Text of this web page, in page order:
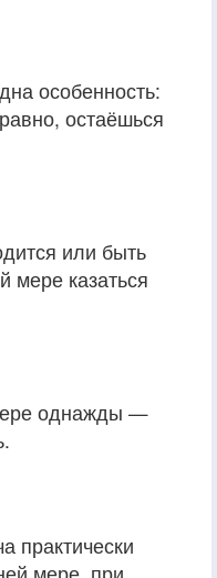
особенность:
остаёшься
или быть
мере казаться
однажды —
практически